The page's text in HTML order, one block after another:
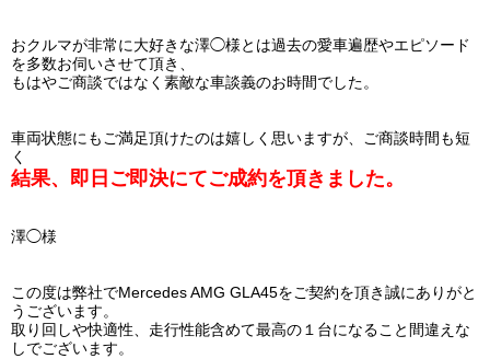
おクルマが非常に大好きな澤◯様とは過去の愛車遍歴やエピソード
を多数お伺いさせて頂き、
もはやご商談ではなく素敵な車談義のお時間でした。
車両状態にもご満足頂けたのは嬉しく思いますが、ご商談時間も短
く
結果、即日ご即決にてご成約を頂きました。
澤◯様
この度は弊社でMercedes AMG GLA45をご契約を頂き誠にありがと
うございます。
取り回しや快適性、走行性能含めて最高の１台になること間違えな
しでございます。